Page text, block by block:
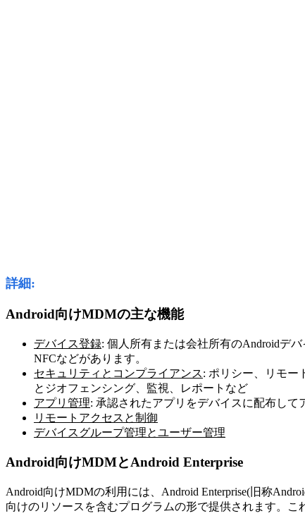
詳細:
Android向けMDMの主な機能
デバイス登録: 個人所有または会社所有のAndroidデ
NFCなどがあります。
セキュリティとコンプライアンス: ポリシー、リモー
とジオフェンシング、監視、レポートなど
アプリ管理: 承認されたアプリをデバイスに配布して
リモートアクセスと制御
デバイスグループ管理とユーザー管理
Android向けMDMとAndroid Enterprise
Android向けMDMの利用には、Android Enterprise(旧称
向けのリソースを含むプログラムの形で提供されます。こ